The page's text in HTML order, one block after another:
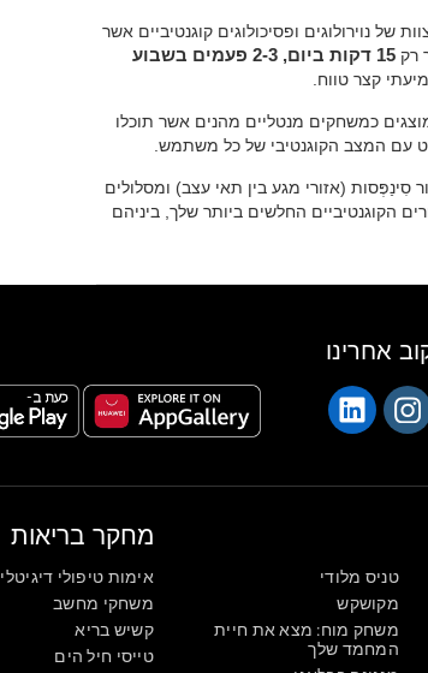
של נוירולוגים ופסיכולוגים קוגנטיביים אשר
רק 15 דקות ביום, 2-3 פעמים בשבוע
קצר טווח.
כמשחקים מנטליים מהנים אשר תוכלו
עם המצב הקוגנטיבי של כל משתמש.
סִינַפְּסות (אזורי מגע בין תאי עצב) ומסלולים
הקוגנטיביים החלשים ביותר שלך, ביניהם
אחרינו
מחקר בריאות
אימות טיפולי דיגיטלי
משחקי מחשב
קשיש בריא
טייסי חיל הים
טניס מלודי
מקושקש
משחק מוח: מצא את חיית
המחמד שלך